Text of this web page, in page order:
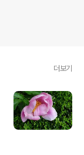
더보기